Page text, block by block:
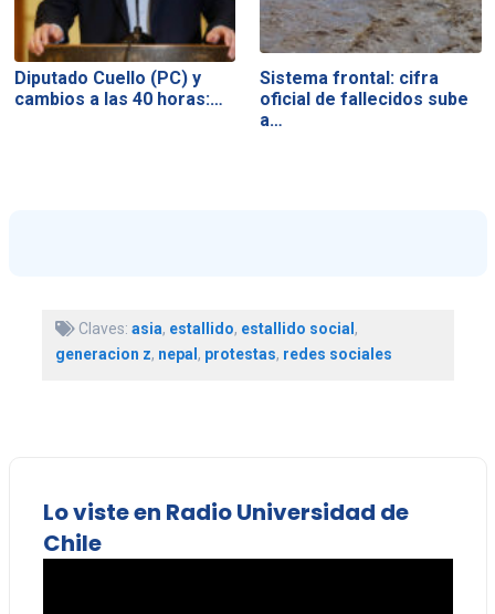
Diputado Cuello (PC) y
cambios a las 40 horas:…
Sistema frontal: cifra
oficial de fallecidos sube
a…
Claves: asia, estallido, estallido social ,
generacion z, nepal , protestas, redes sociales
Lo viste en Radio Universidad de
Chile